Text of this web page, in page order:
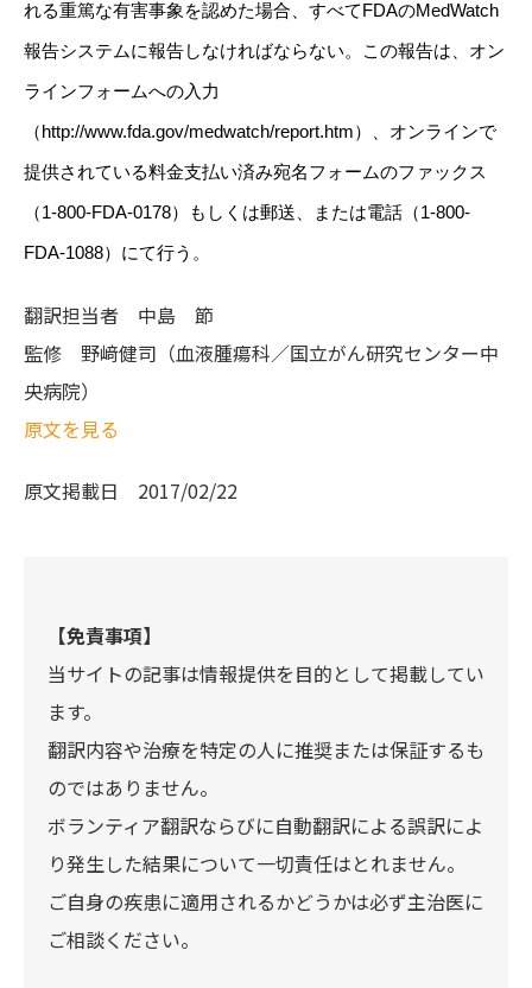
れる重篤な有害事象を認めた場合、すべて FDAのMedWatch
報告システムに報告しなければならない。この報告は、オン
ラインフォームへの入力
（ http://www.fda.gov/medwatch/report.htm）、オンラインで
提供されている料金支払い済み宛名フォームのファックス
（1-800-FDA-0178）もしくは郵送、または電話（1-800-
FDA-1088）にて行う。
翻訳担当者 中島 節
監修 野﨑健司（血液腫瘍科／国立がん研究センター中
央病院）
原文を見る
原文掲載日 2017/02/22
【免責事項】
当サイトの記事は情報提供を目的として掲載してい
ます。
翻訳内容や治療を特定の人に推奨または保証するも
のではありません。
ボランティア翻訳ならびに自動翻訳による誤訳によ
り発生した結果について一切責任はとれません。
ご自身の疾患に適用されるかどうかは必ず主治医に
ご相談ください。